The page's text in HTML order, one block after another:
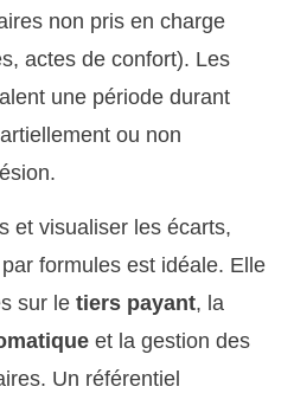
non pris en charge
actes de confort). Les
une période durant
ou non
et visualiser les écarts,
formules est idéale. Elle
sur le tiers payant, la
et la gestion des
Un référentiel